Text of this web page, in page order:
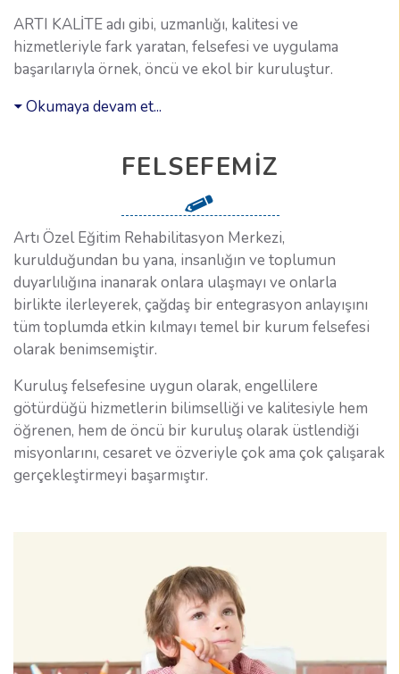
ARTI KALİTE adı gibi, uzmanlığı, kalitesi ve
hizmetleriyle fark yaratan, felsefesi ve uygulama
başarılarıyla örnek, öncü ve ekol bir kuruluştur.
Okumaya devam et...
FELSEFEMIZ
Artı Özel Eğitim Rehabilitasyon Merkezi,
kurulduğundan bu yana, insanlığın ve toplumun
duyarlılığına inanarak onlara ulaşmayı ve onlarla
birlikte ilerleyerek, çağdaş bir entegrasyon anlayışını
tüm toplumda etkin kılmayı temel bir kurum felsefesi
olarak benimsemiştir.
Kuruluş felsefesine uygun olarak, engellilere
götürdüğü hizmetlerin bilimselliği ve kalitesiyle hem
öğrenen, hem de öncü bir kuruluş olarak üstlendiği
misyonlarını, cesaret ve özveriyle çok ama çok çalışarak
gerçekleştirmeyi başarmıştır.